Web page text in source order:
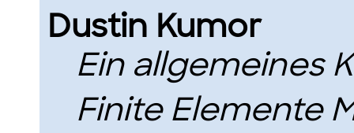
Dustin Kumor
Ein allgemeines
Finite Elemente